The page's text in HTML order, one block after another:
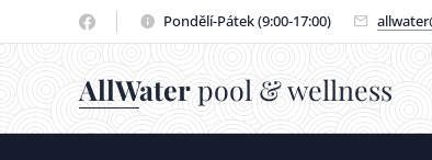
Pondělí-Pátek (9:00-17:00)
AllWaterpool & wellness